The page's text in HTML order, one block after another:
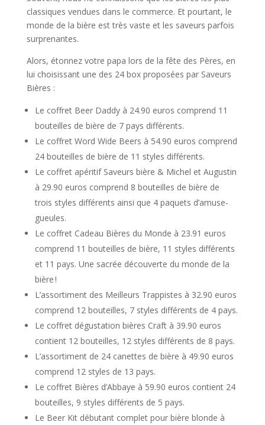
classiques vendues dans le commerce. Et pourtant, le
monde de la bière est très vaste et les saveurs parfois
surprenantes.
Alors, étonnez votre papa lors de la fête des Pères, en
lui choisissant une des 24 box proposées par Saveurs
Bières :
Le coffret Beer Daddy à 24.90 euros comprend 11
bouteilles de bière de 7 pays différents.
Le coffret Word Wide Beers à 54.90 euros comprend
24 bouteilles de bière de 11 styles différents.
Le coffret apéritif Saveurs bière & Michel et Augustin
à 29.90 euros comprend 8 bouteilles de bière de
trois styles différents ainsi que 4 paquets d’amuse-
gueules.
Le coffret Cadeau Bières du Monde à 23.91 euros
comprend 11 bouteilles de bière, 11 styles différents
et 11 pays. Une sacrée découverte du monde de la
bière !
L’assortiment des Meilleurs Trappistes à 32.90 euros
comprend 12 bouteilles, 7 styles différents de 4 pays.
Le coffret dégustation bières Craft à 39.90 euros
contient 12 bouteilles, 12 styles différents de 8 pays.
L’assortiment de 24 canettes de bière à 49.90 euros
comprend 12 styles de 13 pays.
Le coffret Bières d’Abbaye à 59.90 euros contient 24
bouteilles, 9 styles différents de 5 pays.
Le Beer Kit débutant complet pour bière blonde à